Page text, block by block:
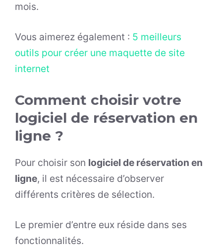
mois.
Vous aimerez également : 5 meilleurs
outils pour créer une maquette de site
internet
Comment choisir votre
logiciel de réservation en
ligne ?
Pour choisir son logiciel de réservation en
ligne, il est nécessaire d’observer
différents critères de sélection.
Le premier d’entre eux réside dans ses
fonctionnalités.